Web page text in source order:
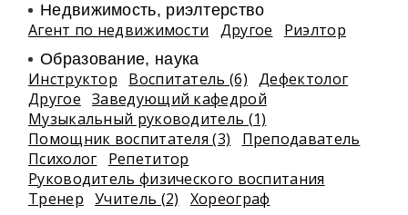
Недвижимость, риэлтeрство
Агент по недвижимости Другое Риэлтор
Образование, наука
Инструктор Воспитатель (6) Дефектолог
Другое Заведующий кафедрой
Музыкальный руководитель (1)
Помощник воспитателя (3)
Преподаватель
Психолог
Репетитор
Руководитель физического воспитания
Тренер Учитель (2) Хореограф